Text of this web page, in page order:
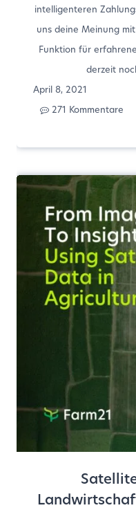
intelligenteren
uns deine Meinung
Funktion für
derzeit
April 8, 2021
271 Kommentare